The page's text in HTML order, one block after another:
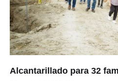
Alcantarillado para 32